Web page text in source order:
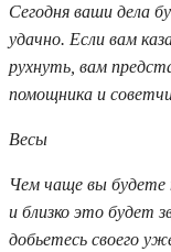
Сегодня ваши дела
удачно. Если вам
рухнуть, вам
помощника и
Весы
Чем чаще вы
и близко это будет
добьетесь своего